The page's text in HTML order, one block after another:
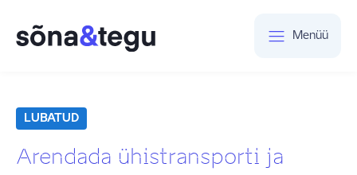
Menüü
LUBATUD
Arendada ühistransporti ja